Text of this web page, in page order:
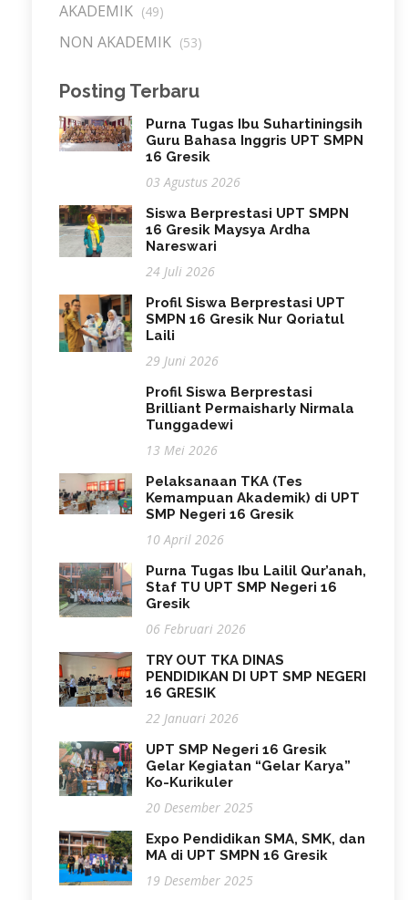
AKADEMIK (49)
NON AKADEMIK (53)
Posting Terbaru
Purna Tugas Ibu Suhartiningsih
Guru Bahasa Inggris UPT SMPN
16 Gresik
03 Agustus 2026
Siswa Berprestasi UPT SMPN
16 Gresik Maysya Ardha
Nareswari
24 Juli 2026
Profil Siswa Berprestasi UPT
SMPN 16 Gresik Nur Qoriatul
Laili
29 Juni 2026
Profil Siswa Berprestasi
Brilliant Permaisharly Nirmala
Tunggadewi
13 Mei 2026
Pelaksanaan TKA (Tes
Kemampuan Akademik) di UPT
SMP Negeri 16 Gresik
10 April 2026
Purna Tugas Ibu Lailil Qur’anah,
Staf TU UPT SMP Negeri 16
Gresik
06 Februari 2026
TRY OUT TKA DINAS
PENDIDIKAN DI UPT SMP NEGERI
16 GRESIK
22 Januari 2026
UPT SMP Negeri 16 Gresik
Gelar Kegiatan “Gelar Karya”
Ko-Kurikuler
20 Desember 2025
Expo Pendidikan SMA, SMK, dan
MA di UPT SMPN 16 Gresik
19 Desember 2025